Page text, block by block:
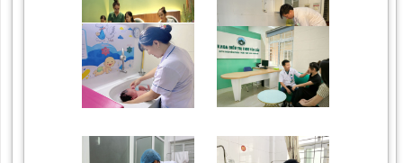
Trung tâm chăm sóc mẹ
bầu và sau sinh
Khám bệnh nhân mắc
các bệnh lý về xương,